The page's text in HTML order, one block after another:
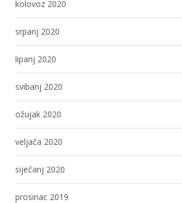
kolovoz 2020
srpanj 2020
lipanj 2020
svibanj 2020
ožujak 2020
veljača 2020
siječanj 2020
prosinac 2019